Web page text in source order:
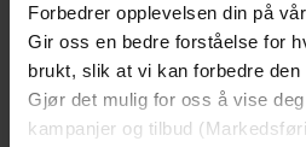
Forbedrer opplevelsen din på
Gir oss en bedre forståelse for
brukt, slik at vi kan forbedre
Gjør det mulig for oss å vise
kampanjer og tilbud
395,-
Fordi vi er mennesker
Solveig Botnen Eide